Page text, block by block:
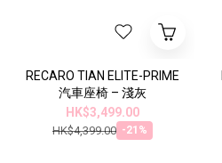
RECARO TIAN ELITE-PRIME
汽車座椅 – 淺灰
HK$3,499.00
HK$4,399.00 -21%